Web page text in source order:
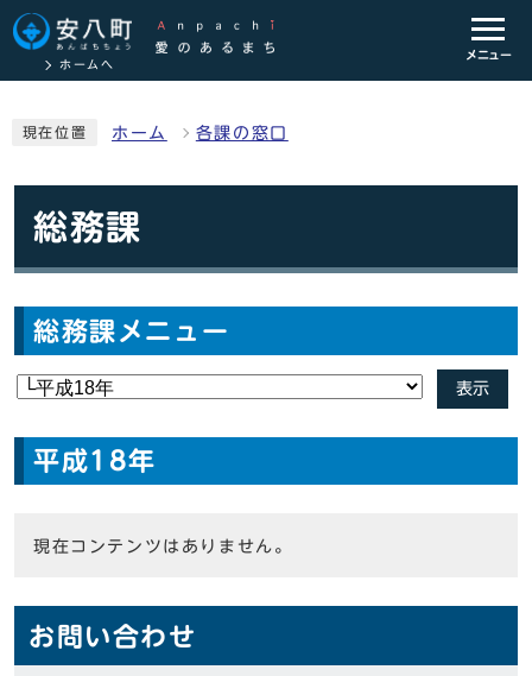
ホームへ
メニュー
現在位置 ホーム 各課の窓口
総務課
総務課メニュー
表示
平成18年
現在コンテンツはありません。
お問い合わせ